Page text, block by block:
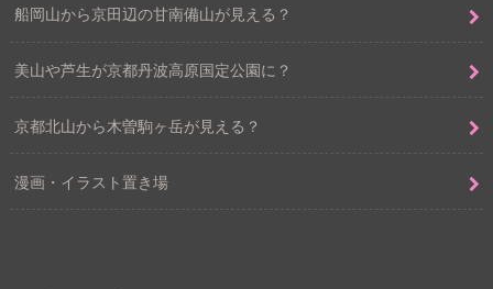
船岡山から京田辺の甘南備山が見える？
美山や芦生が京都丹波高原国定公園に？
京都北山から木曽駒ヶ岳が見える？
漫画・イラスト置き場